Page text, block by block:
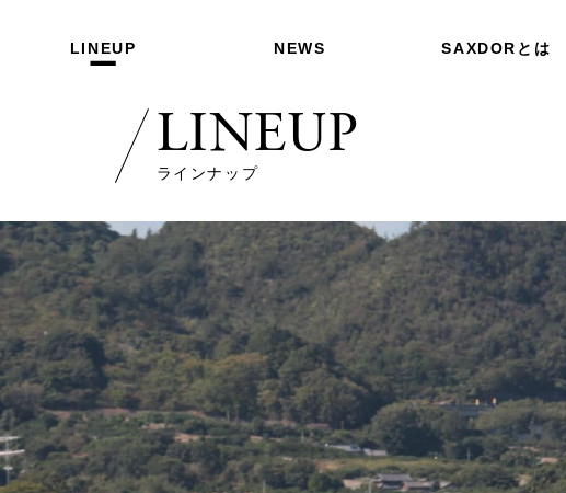
LINEUP NEWS SAXDORとは
LINEUP
ラインナップ